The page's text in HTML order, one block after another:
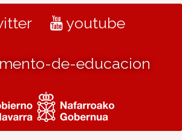
youtube
de-educacion